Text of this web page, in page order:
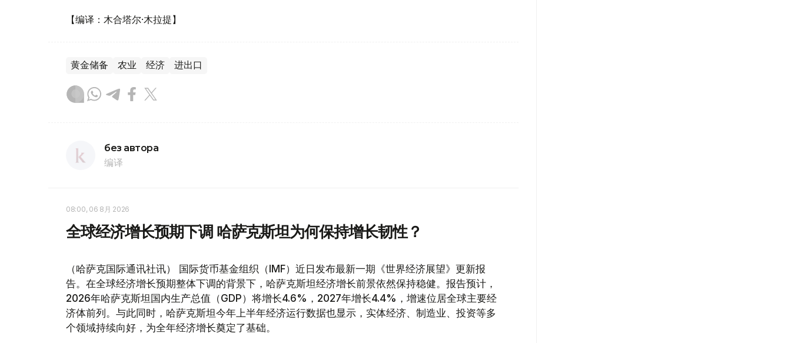
【编译：木合塔尔·木拉提】
黄金储备 农业 经济 进出口
без автора
编译
08:00, 06 8月 2026
全球经济增长预期下调 哈萨克斯坦为何保持增长韧性？
（哈萨克国际通讯社讯） 国际货币基金组织（IMF）近日发布最新一期《世界经济展望》更新报
告。在全球经济增长预期整体下调的背景下，哈萨克斯坦经济增长前景依然保持稳健。报告预计，
2026年哈萨克斯坦国内生产总值（GDP）将增长4.6%，2027年增长4.4%，增速位居全球主要经
济体前列。与此同时，哈萨克斯坦今年上半年经济运行数据也显示，实体经济、制造业、投资等多
个领域持续向好，为全年经济增长奠定了基础。